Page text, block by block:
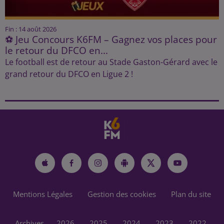
Fin : 14 août 2026
⚽ Jeu Concours K6FM – Gagnez vos places pour
le retour du DFCO en...
Le football est de retour au Stade Gaston-Gérard avec le
grand retour du DFCO en Ligue 2 !
Mentions Légales Gestion des cookies Plan du site